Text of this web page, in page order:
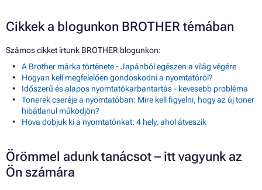
Cikkek a blogunkon BROTHER témában
Számos cikket írtunk BROTHER blogunkon:
A Brother márka története - Japánból egészen a világ végére
Hogyan kell megfelelően gondoskodni a nyomtatóról?
Időszerű és alapos nyomtatókarbantartás - kevesebb probléma
Tonerek cseréje a nyomtatóban: Mire kell figyelni, hogy az új toner
hibátlanul működjön?
Hova dobjuk ki a nyomtatónkat: 4 hely, ahol átveszik
Örömmel adunk tanácsot – itt vagyunk az
Ön számára